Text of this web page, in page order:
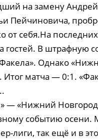
на замену Андрей
Пейчиновича,
от себя.На
гостей. В штрафную
Однако
матча — 0:1.
— «Нижний
событию осени.
лиги, так ещё и в